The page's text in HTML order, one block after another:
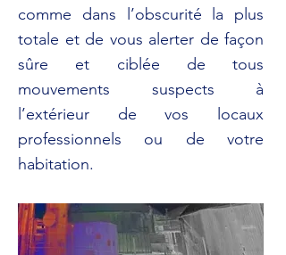
comme dans l’obscurité la plus
totale et de vous alerter de façon
sûre et ciblée de tous
mouvements suspects à
l’extérieur de vos locaux
professionnels ou de votre
habitation.